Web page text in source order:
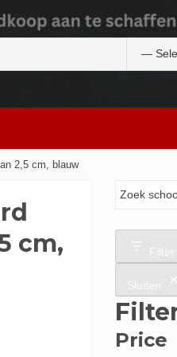
2,5 cm, blauw
cm,
Sluiten
Price